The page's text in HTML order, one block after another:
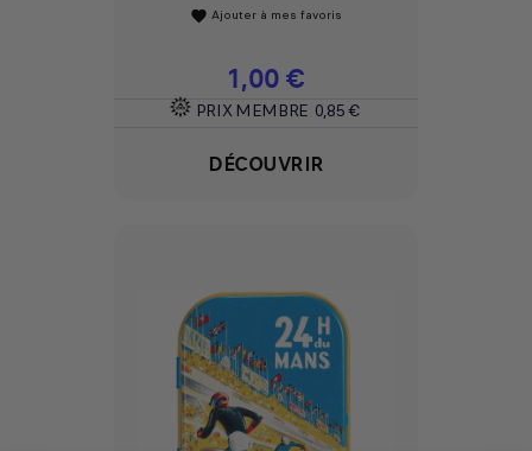
favorite Ajouter à mes favoris
Prix
1,00 €
PRIX MEMBRE 0,85 €
DÉCOUVRIR